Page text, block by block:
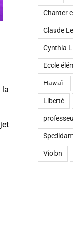
la
Chanter
Claude
Cynthia
Ecole
Hawaï
Liberté
Spedidam
Violon